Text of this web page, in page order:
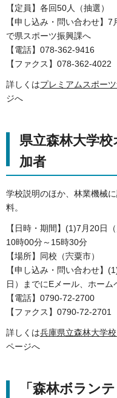
【定員】各回50人（抽選）
【申し込み・問い合わせ】
で県スポーツ振興課へ
【電話】078-362-9416
【ファクス】078-362-4022
詳しくはプレミアムスポー
ジへ
県立森林大学
加者
学校説明のほか、林業機械
料。
【日時・期間】(1)7月20日
10時00分～15時30分
【場所】同校（宍粟市）
【申し込み・問い合わせ】
日）までにEメール、ホー
【電話】0790-72-2700
【ファクス】0790-72-2701
詳しくは兵庫県立森林大学
ページへ
「森林ボラン